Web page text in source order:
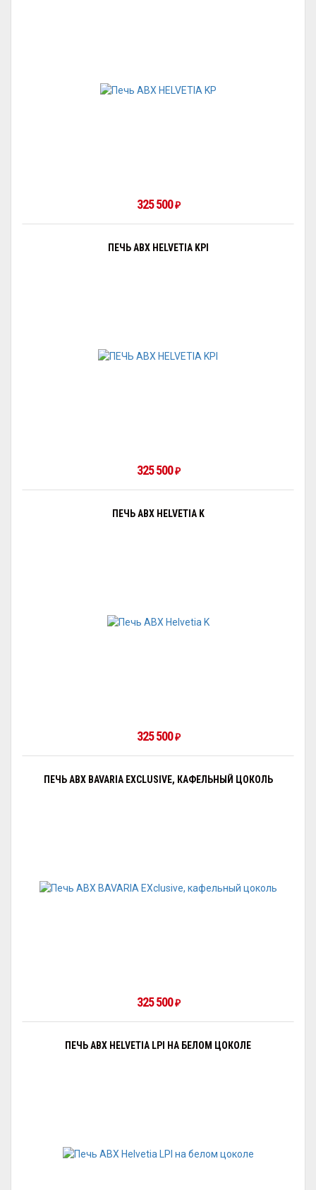
325 500 ₽
ПЕЧЬ ABX HELVETIA KPI
325 500 ₽
ПЕЧЬ ABX HELVETIA K
325 500 ₽
ПЕЧЬ ABX BAVARIA EXCLUSIVE, КАФЕЛЬНЫЙ ЦОКОЛЬ
325 500 ₽
ПЕЧЬ ABX HELVETIA LPI НА БЕЛОМ ЦОКОЛЕ